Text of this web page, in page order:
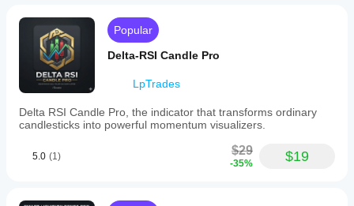
Popular
Delta-RSI Candle Pro
LpTrades
Delta RSI Candle Pro, the indicator that transforms ordinary
candlesticks into powerful momentum visualizers.
5.0 (1) $29
-35% $19